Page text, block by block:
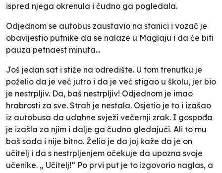
ispred njega okrenula i čudno ga pogledala.
Odjednom se autobus zaustavio na stanici i vozač je
obavijestio putnike da se nalaze u Maglaju i da će biti
pauza petnaest minuta...
Još jedan sat i stiže na odredište. U tom trenutku je
poželio da je već jutro i da je već stigao u školu, jer bio
je nestrpljiv. Da, baš nestrpljiv! Odjednom je imao
hrabrosti za sve. Strah je nestala. Osjetio je to i izašao
iz autobusa da udahne svježi večernji zrak. I gospođa
je izašla za njim i dalje ga čudno gledajući. Ali to mu
baš sada i nije bitno. Želio je da joj kaže da je on
učitelj i da s nestrpljenjem očekuje da upozna svoje
učenike. „ Učitelj!“ Po prvi put je to izgovorio naglas, a